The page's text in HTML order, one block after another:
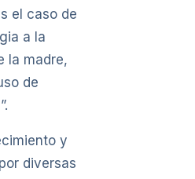
el caso de
a la
la madre,
de
y
diversas